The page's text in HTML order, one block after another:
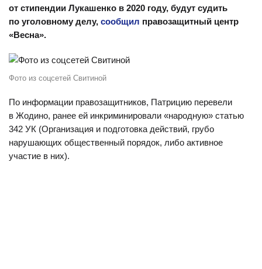
от стипендии Лукашенко в 2020 году, будут судить
по уголовному делу, сообщил правозащитный центр
«Весна».
Фото из соцсетей Свитиной
По информации правозащитников, Патрицию перевели
в Жодино, ранее ей инкриминировали «народную» статью
342 УК (Организация и подготовка действий, грубо
нарушающих общественный порядок, либо активное
участие в них).